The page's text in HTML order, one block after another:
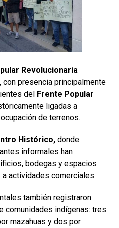
Revolucionaria
con presencia principalmente
del Frente Popular
ligadas a
de terrenos.
Histórico, donde
informales han
bodegas y espacios
actividades comerciales.
también registraron
comunidades indígenas: tres
mazahuas y dos por